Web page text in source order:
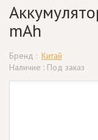
mAh
Бренд : Китай
Наличие : Под заказ